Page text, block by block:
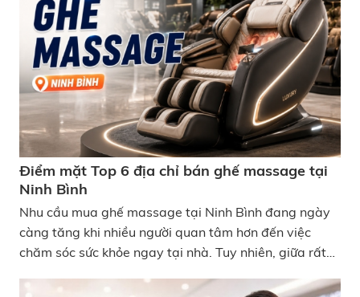
khi mua. 4 Cửa hàng máy massage cổ ở Khánh Hòa
được yêu thích nhất
Điểm mặt Top 6 địa chỉ bán ghế massage tại
Ninh Bình
Nhu cầu mua ghế massage tại Ninh Bình đang ngày
càng tăng khi nhiều người quan tâm hơn đến việc
chăm sóc sức khỏe ngay tại nhà. Tuy nhiên, giữa rất
địa chỉ uy tín, sản phẩm chính hãng và có bảo hành rõ